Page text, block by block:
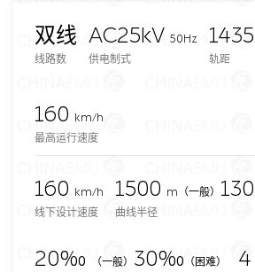
双线
线路数
AC25kV 50Hz
供电制式
1435
轨距
160
km/h
最高运行速度
160
km/h
线下设计速度
1500 m （一般）
曲线半径
20‰ （一般） 30‰ （困难）
4